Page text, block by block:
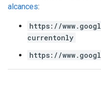
alcances:
https://
currentonly
https://